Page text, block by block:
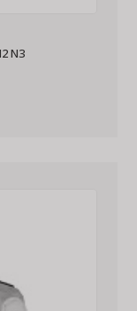
N3